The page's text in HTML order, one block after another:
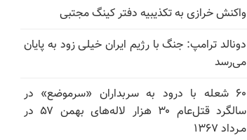
واکنش خرازی به تکذیبیه دفتر کینگ مجتبی
دونالد ترامپ: جنگ با رژیم ایران خیلی زود به پایان
می‌رسد
۶۰ شعله با درود به سربداران «سرموضع» در
سالگرد قتل‌عام ۳۰ هزار لاله‌های بهمن ۵۷ در
مـرداد ۱۳۶۷